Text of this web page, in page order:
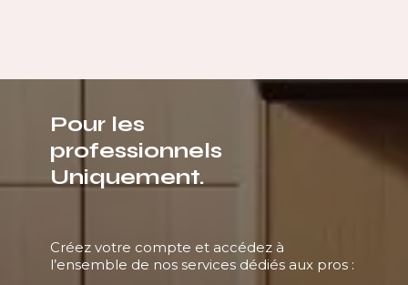
Pour les
professionnels
Uniquement.
Créez votre compte et accédez à
l’ensemble de nos services dédiés aux pros :